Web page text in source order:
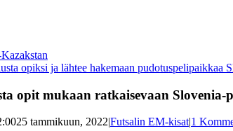
opiksi ja lähtee hakemaan
opit mukaan ratkaisevaan
25 tammikuun, 2022|Futsalin EM-kisat|1